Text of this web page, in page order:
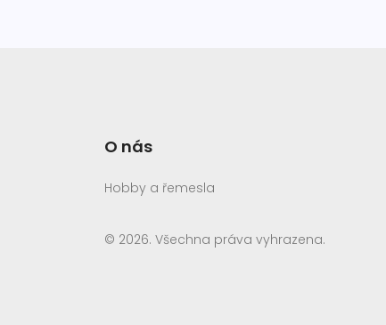
O nás
Hobby a řemesla
© 2026. Všechna práva vyhrazena.